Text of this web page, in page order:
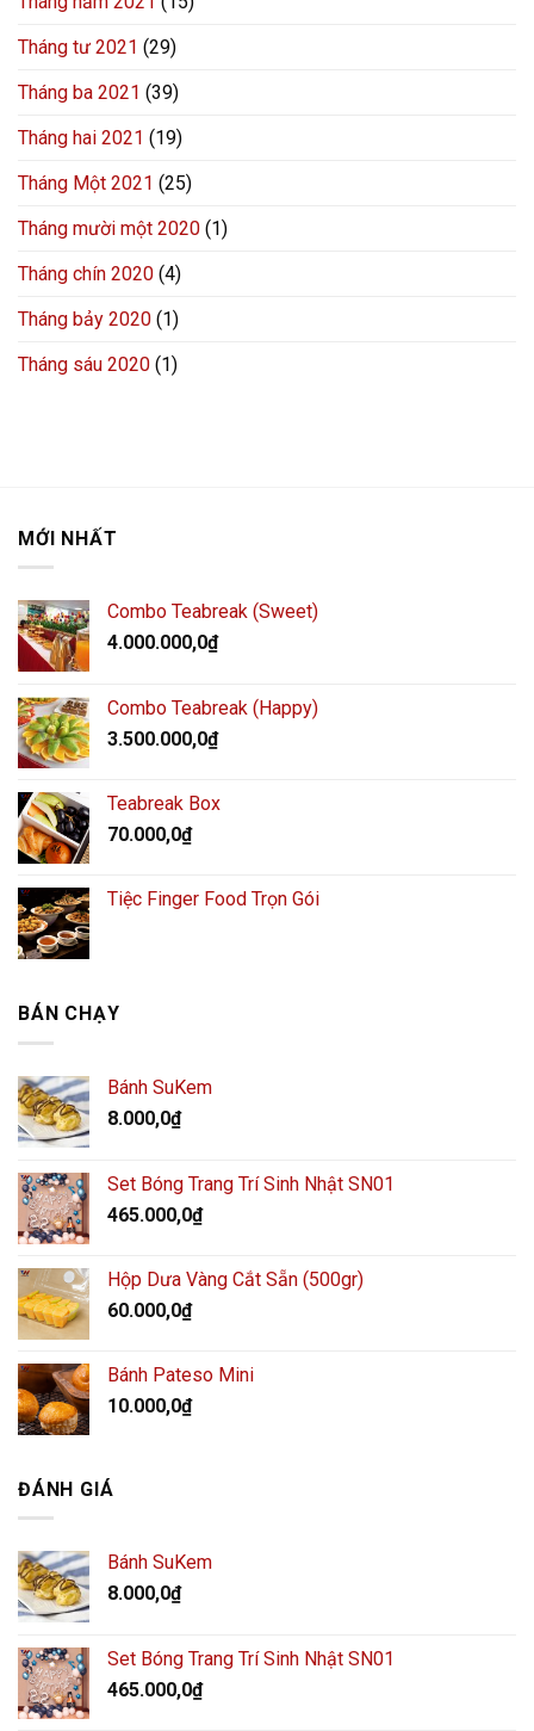
Tháng tư 2021 (29)
Tháng ba 2021 (39)
Tháng hai 2021 (19)
Tháng Một 2021 (25)
Tháng mười một 2020 (1)
Tháng chín 2020 (4)
Tháng bảy 2020 (1)
Tháng sáu 2020 (1)
MỚI NHẤT
Combo Teabreak (Sweet)
4.000.000,0₫
Combo Teabreak (Happy)
3.500.000,0₫
Teabreak Box
70.000,0₫
Tiệc Finger Food Trọn Gói
BÁN CHẠY
Bánh SuKem
8.000,0₫
Set Bóng Trang Trí Sinh Nhật SN01
465.000,0₫
Hộp Dưa Vàng Cắt Sẵn (500gr)
60.000,0₫
Bánh Pateso Mini
10.000,0₫
ĐÁNH GIÁ
Bánh SuKem
8.000,0₫
Set Bóng Trang Trí Sinh Nhật SN01
465.000,0₫